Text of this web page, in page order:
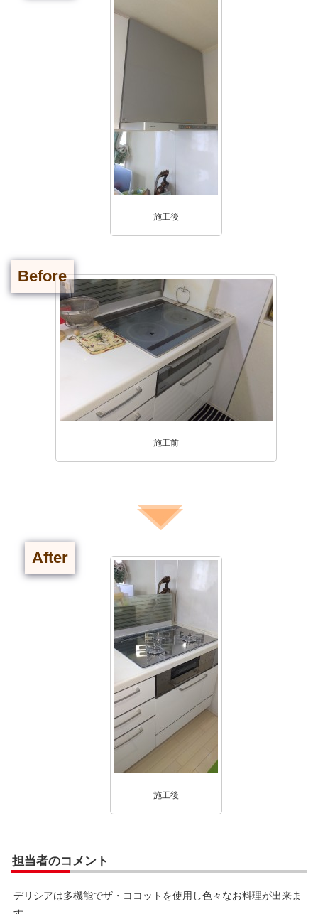
施工後
Before
施工前
After
施工後
担当者のコメント
デリシアは多機能でザ・ココットを使用し色々なお料理が出来ま